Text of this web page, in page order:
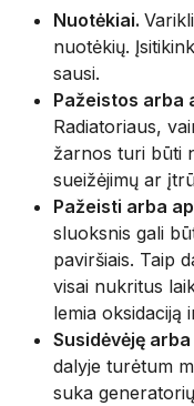
Nuotėkiai.
nuotėkių.
sausi.
Pažeistos arba
Radiatoriaus,
žarnos turi būti
sueižėjimų ar
Pažeisti arba
sluoksnis gali
paviršiais. Taip
visai nukritus
lemia oksidaciją
Susidėvėję
dalyje turėtum
suka